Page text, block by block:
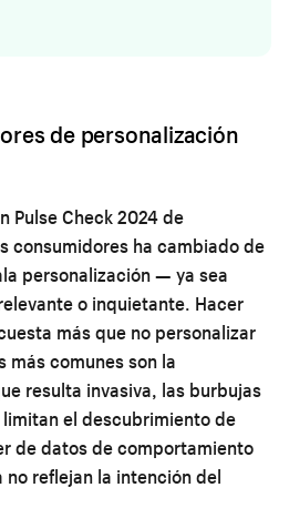
de personalización
Pulse Check 2024 de
consumidores ha cambiado de
personalización — ya sea
o inquietante. Hacer
más que no personalizar
más comunes son la
resulta invasiva, las burbujas
el descubrimiento de
de datos de comportamiento
reflejan la intención del